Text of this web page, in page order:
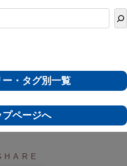
ー・タグ別一覧
プページへ